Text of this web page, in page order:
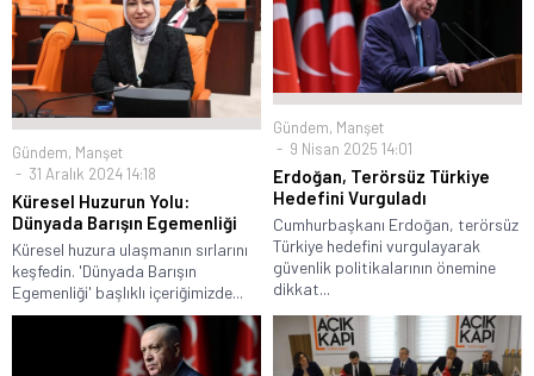
Gündem, Manşet
31 Aralık 2024 14:18
Küresel Huzurun Yolu:
Dünyada Barışın Egemenliği
Küresel huzura ulaşmanın sırlarını
keşfedin. 'Dünyada Barışın
Egemenliği' başlıklı içeriğimizde...
Gündem, Manşet
9 Nisan 2025 14:01
Erdoğan, Terörsüz Türkiye
Hedefini Vurguladı
Cumhurbaşkanı Erdoğan, terörsüz
Türkiye hedefini vurgulayarak
güvenlik politikalarının önemine
dikkat...